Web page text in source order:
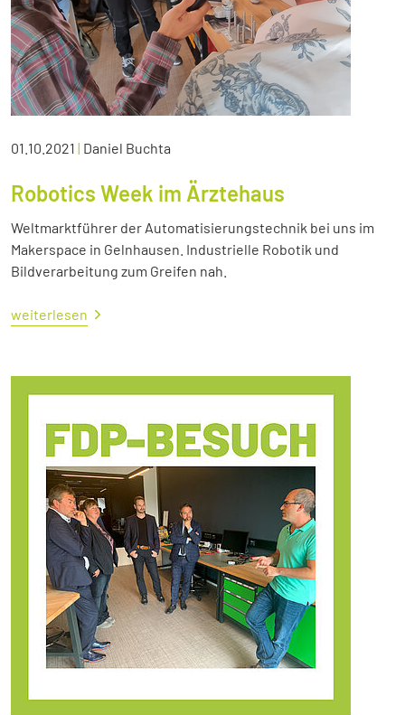
01.10.2021 | Daniel Buchta
Robotics Week im Ärztehaus
Weltmarktführer der Automatisierungstechnik bei uns im
Makerspace in Gelnhausen. Industrielle Robotik und
Bildverarbeitung zum Greifen nah.
weiterlesen